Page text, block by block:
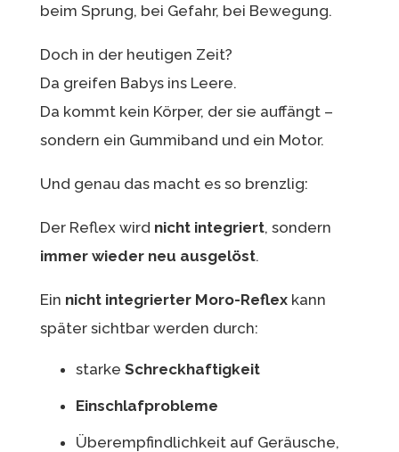
beim Sprung, bei Gefahr, bei Bewegung.
Doch in der heutigen Zeit?
Da greifen Babys ins Leere.
Da kommt kein Körper, der sie auffängt –
sondern ein Gummiband und ein Motor.
Und genau das macht es so brenzlig:
Der Reflex wird nicht integriert, sondern
immer wieder neu ausgelöst.
Ein nicht integrierter Moro-Reflexkann
später sichtbar werden durch:
starke Schreckhaftigkeit
Einschlafprobleme
Überempfindlichkeit auf Geräusche,